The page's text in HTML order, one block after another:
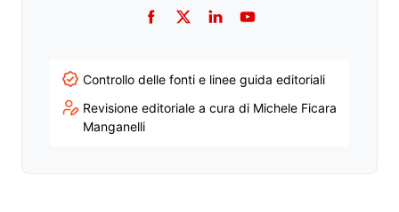
Facebook
TwitterLinkedInYouTube
Controllo delle fonti e linee guida editoriali
Revisione editoriale a cura di Michele Ficara
Manganelli